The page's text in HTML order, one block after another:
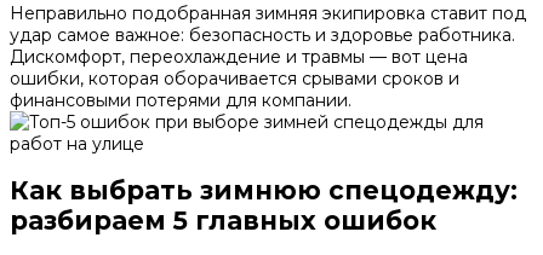
Неправильно подобранная зимняя экипировка ставит под
удар самое важное: безопасность и здоровье работника.
Дискомфорт, переохлаждение и травмы — вот цена
ошибки, которая оборачивается срывами сроков и
финансовыми потерями для компании.
Как выбрать зимнюю спецодежду:
разбираем 5 главных ошибок